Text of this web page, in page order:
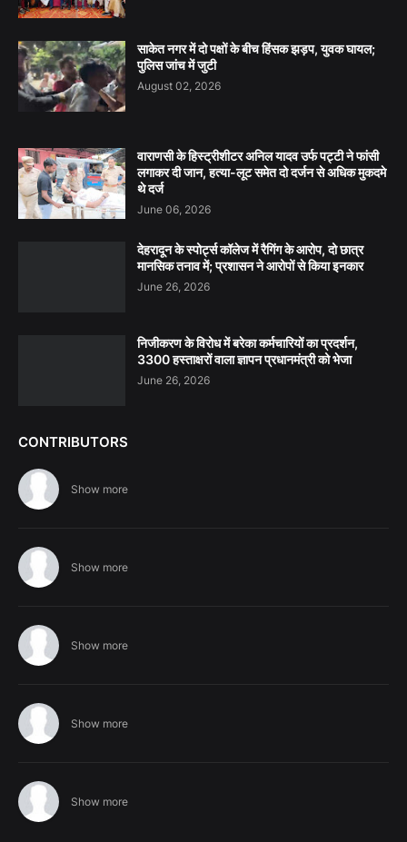
साकेत नगर में दो पक्षों के बीच हिंसक झड़प, युवक घायल;
पुलिस जांच में जुटी
August 02, 2026
वाराणसी के हिस्ट्रीशीटर अनिल यादव उर्फ पट्टी ने फांसी
लगाकर दी जान, हत्या-लूट समेत दो दर्जन से अधिक मुकदमे
थे दर्ज
June 06, 2026
देहरादून के स्पोर्ट्स कॉलेज में रैगिंग के आरोप, दो छात्र
मानसिक तनाव में; प्रशासन ने आरोपों से किया इनकार
June 26, 2026
निजीकरण के विरोध में बरेका कर्मचारियों का प्रदर्शन,
3300 हस्ताक्षरों वाला ज्ञापन प्रधानमंत्री को भेजा
June 26, 2026
CONTRIBUTORS
Show more
Show more
Show more
Show more
Show more